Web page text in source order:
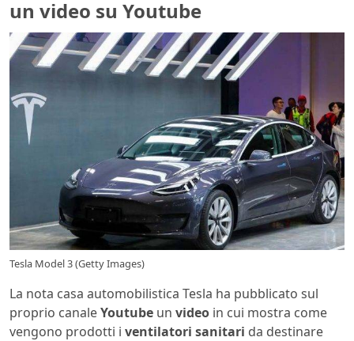
un video su Youtube
Tesla Model 3 (Getty Images)
La nota casa automobilistica Tesla ha pubblicato sul
proprio canaleYoutube un video in cui mostra come
vengono prodotti i ventilatori sanitari da destinare